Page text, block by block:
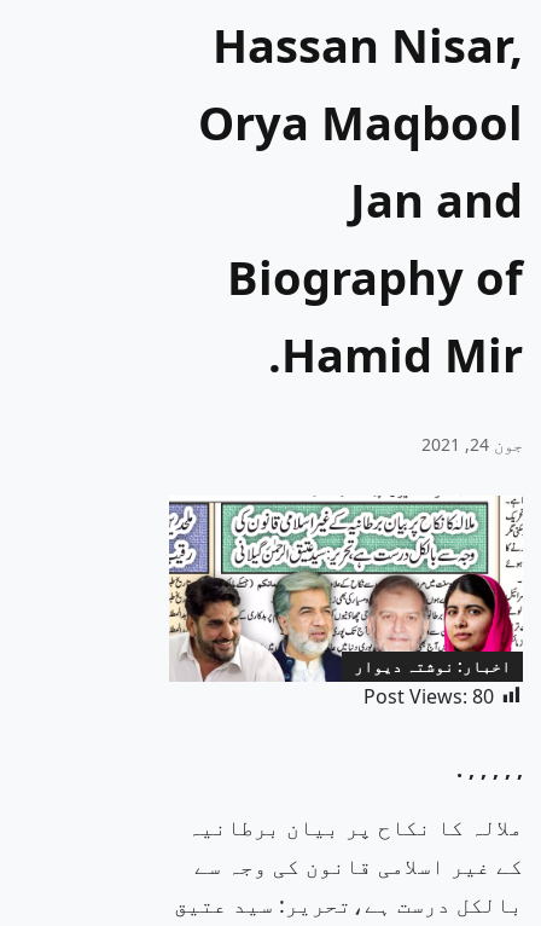
Hassan Nisar,
Orya Maqbool
Jan and
Biography of
Hamid Mir.
جون 24, 2021
اخبار: نوشتہ دیوار
Post Views: 80
,
,
,
,
,
.
ملالہ کا نکاح پر بیان برطانیہ
کے غیر اسلامی قانون کی وجہ سے
بالکل درست ہے،تحریر: سید عتیق